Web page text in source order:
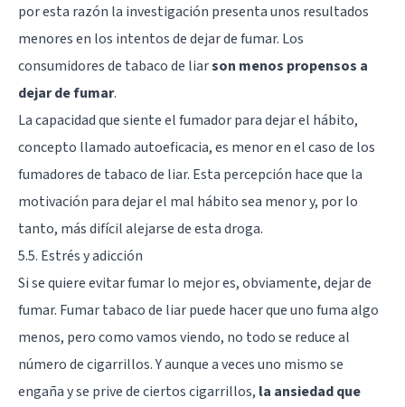
por esta razón la investigación presenta unos resultados
menores en los intentos de dejar de fumar. Los
consumidores de tabaco de liarson menos propensos a
dejar de fumar.
La capacidad que siente el fumador para dejar el hábito,
concepto llamado autoeficacia, es menor en el caso de los
fumadores de tabaco de liar. Esta percepción hace que la
motivación para dejar el mal hábito sea menor y, por lo
tanto, más difícil alejarse de esta droga.
5.5. Estrés y adicción
Si se quiere evitar fumar lo mejor es, obviamente, dejar de
fumar. Fumar tabaco de liar puede hacer que uno fuma algo
menos, pero como vamos viendo, no todo se reduce al
número de cigarrillos. Y aunque a veces uno mismo se
engaña y se prive de ciertos cigarrillos, la ansiedad que